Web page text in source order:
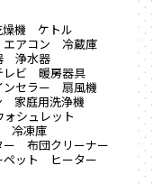
機
ケトル
エアコン
冷蔵庫
浄水器
レビ
暖房器具
ンセラー
扇風機
家庭用洗浄機
ォシュレット
冷凍庫
ー
布団クリーナー
ペット
ヒーター